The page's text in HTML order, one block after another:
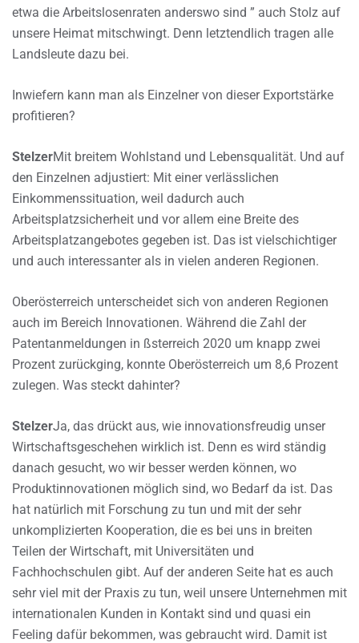
etwa die Arbeitslosenraten anderswo sind ” auch Stolz auf
unsere Heimat mitschwingt. Denn letztendlich tragen alle
Landsleute dazu bei.
Inwiefern kann man als Einzelner von dieser Exportstärke
profitieren?
StelzerMit breitem Wohlstand und Lebensqualität. Und auf
den Einzelnen adjustiert: Mit einer verlässlichen
Einkommenssituation, weil dadurch auch
Arbeitsplatzsicherheit und vor allem eine Breite des
Arbeitsplatzangebotes gegeben ist. Das ist vielschichtiger
und auch interessanter als in vielen anderen Regionen.
Oberösterreich unterscheidet sich von anderen Regionen
auch im Bereich Innovationen. Während die Zahl der
Patentanmeldungen in ßsterreich 2020 um knapp zwei
Prozent zurückging, konnte Oberösterreich um 8,6 Prozent
zulegen. Was steckt dahinter?
StelzerJa, das drückt aus, wie innovationsfreudig unser
Wirtschaftsgeschehen wirklich ist. Denn es wird ständig
danach gesucht, wo wir besser werden können, wo
Produktinnovationen möglich sind, wo Bedarf da ist. Das
hat natürlich mit Forschung zu tun und mit der sehr
unkomplizierten Kooperation, die es bei uns in breiten
Teilen der Wirtschaft, mit Universitäten und
Fachhochschulen gibt. Auf der anderen Seite hat es auch
sehr viel mit der Praxis zu tun, weil unsere Unternehmen mit
internationalen Kunden in Kontakt sind und quasi ein
Feeling dafür bekommen, was gebraucht wird. Damit ist